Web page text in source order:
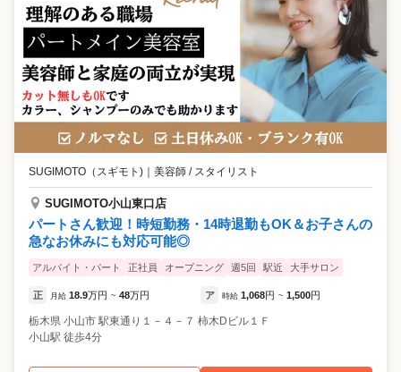
SUGIMOTO（スギモト) 美容師 / スタイリスト
SUGIMOTO小山東口店
パートさん歓迎！時短勤務・14時退勤もOK＆お子さんの
急なお休みにも対応可能◎
アルバイト・パート 正社員 オープニング 週5回 駅近 大手サロン
正 月給 18.9万円 ~ 48万円 ア 時給 1,068円 ~ 1,500円
栃木県 小山市 駅東通り１－４－７ 柿木Dビル１Ｆ
小山駅 徒歩4分